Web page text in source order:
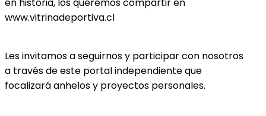
www.vitrinadeportiva.cl
Les invitamos a seguirnos y participar con nosotros
a través de este portal independiente que
focalizará anhelos y proyectos personales.